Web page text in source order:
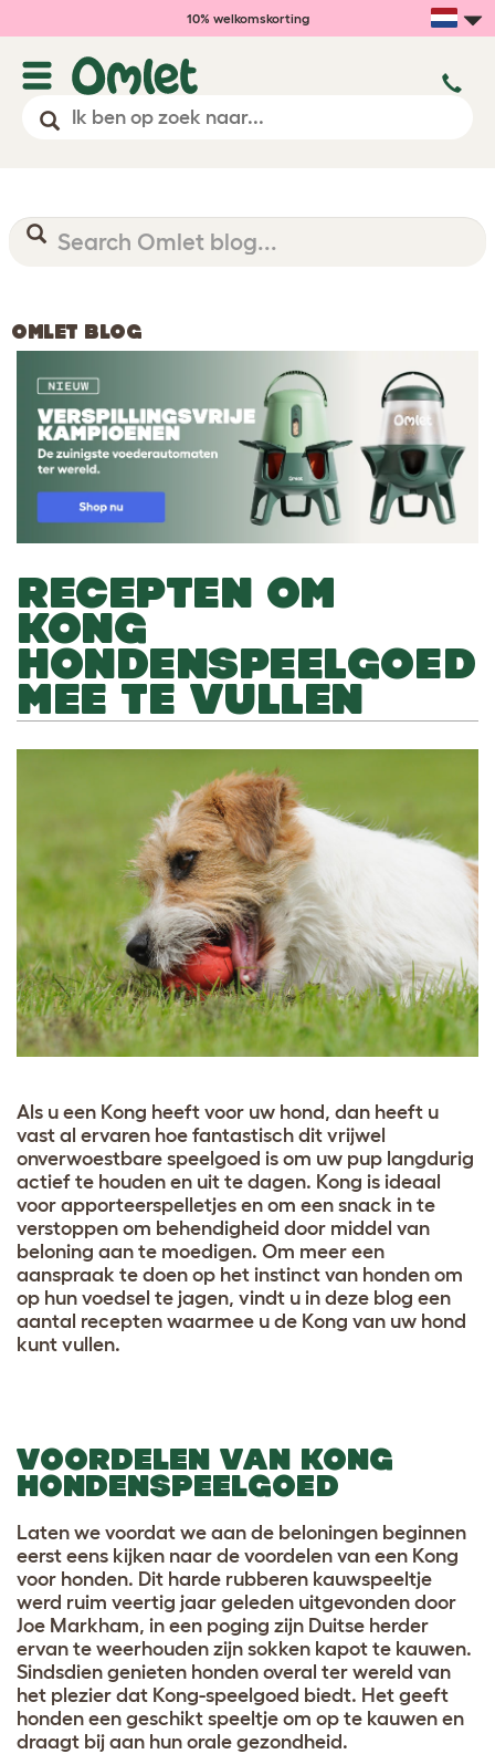
10% welkomskorting
OMLET BLOG
RECEPTEN OM
KONG
HONDENSPEELGOED
MEE TE VULLEN
Als u een Kong heeft voor uw hond, dan heeft u
vast al ervaren hoe fantastisch dit vrijwel
onverwoestbare speelgoed is om uw pup langdurig
actief te houden en uit te dagen. Kong is ideaal
voor apporteerspelletjes en om een snack in te
verstoppen om behendigheid door middel van
beloning aan te moedigen. Om meer een
aanspraak te doen op het instinct van honden om
op hun voedsel te jagen, vindt u in deze blog een
aantal recepten waarmee u de Kong van uw hond
kunt vullen.
VOORDELEN VAN KONG
HONDENSPEELGOED
Laten we voordat we aan de beloningen beginnen
eerst eens kijken naar de voordelen van een Kong
voor honden. Dit harde rubberen kauwspeeltje
werd ruim veertig jaar geleden uitgevonden door
Joe Markham, in een poging zijn Duitse herder
ervan te weerhouden zijn sokken kapot te kauwen.
Sindsdien genieten honden overal ter wereld van
het plezier dat Kong-speelgoed biedt. Het geeft
honden een geschikt speeltje om op te kauwen en
draagt bij aan hun orale gezondheid.